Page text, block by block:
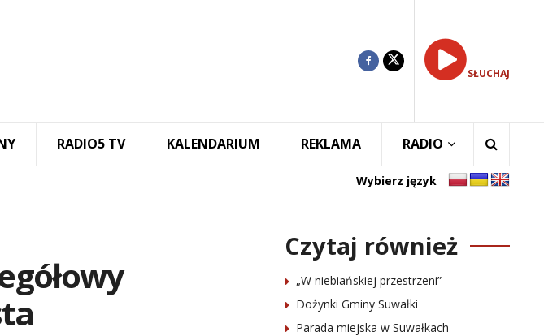
SŁUCHAJ
RADIO5 TV KALENDARIUM REKLAMA RADIO
Wybierz język
Czytaj również
„W niebiańskiej przestrzeni”
Dożynki Gminy Suwałki
Parada miejska w Suwałkach